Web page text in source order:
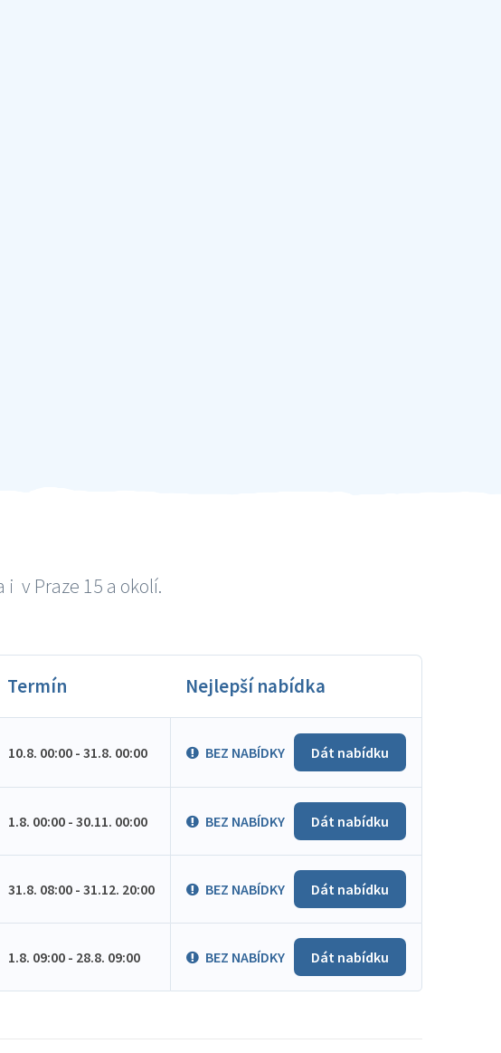
v Praze 15 a okolí.
Termín Nejlepší nabídka
10.8. 00:00 - 31.8. 00:00 BEZ NABÍDKY Dát nabídku
1.8. 00:00 - 30.11. 00:00 BEZ NABÍDKY Dát nabídku
31.8. 08:00 - 31.12. 20:00 BEZ NABÍDKY Dát nabídku
1.8. 09:00 - 28.8. 09:00 BEZ NABÍDKY Dát nabídku